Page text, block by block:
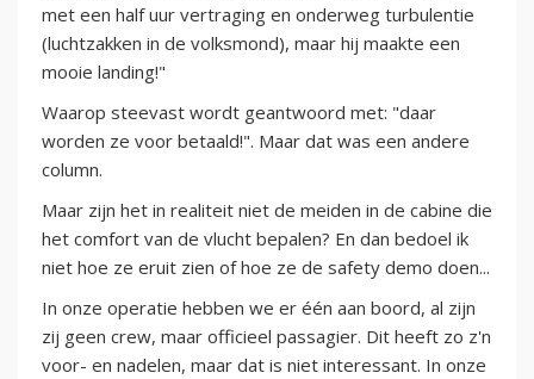
met een half uur vertraging en onderweg turbulentie
(luchtzakken in de volksmond), maar hij maakte een
mooie landing!"
Waarop steevast wordt geantwoord met: "daar
worden ze voor betaald!". Maar dat was een andere
column.
Maar zijn het in realiteit niet de meiden in de cabine die
het comfort van de vlucht bepalen? En dan bedoel ik
niet hoe ze eruit zien of hoe ze de safety demo doen...
In onze operatie hebben we er één aan boord, al zijn
zij geen crew, maar officieel passagier. Dit heeft zo z'n
voor- en nadelen, maar dat is niet interessant. In onze